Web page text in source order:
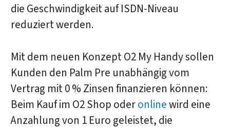
die Geschwindigkeit auf ISDN-Niveau
reduziert werden.
Mit dem neuen Konzept O2 My Handy sollen
Kunden den Palm Pre unabhängig vom
Vertrag mit 0 % Zinsen finanzieren können:
Beim Kauf im O2 Shop oderonlinewird eine
Anzahlung von 1 Euro geleistet, die